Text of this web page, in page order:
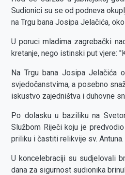
Sudionici su se od podneva
na Trgu bana Josipa Jelačića,
U poruci mladima zagrebački
kretanje, nego istinski put vjere:
Na Trgu bana Josipa Jelačića
svjedočanstvima, a posebno
iskustvo zajedništva i duhovne
Po dolasku u baziliku na
Službom Riječi koju je
priliku i častiti relikvije sv. Antuna.
U koncelebraciji su sudjelovali
dana za sigurnost sudionika